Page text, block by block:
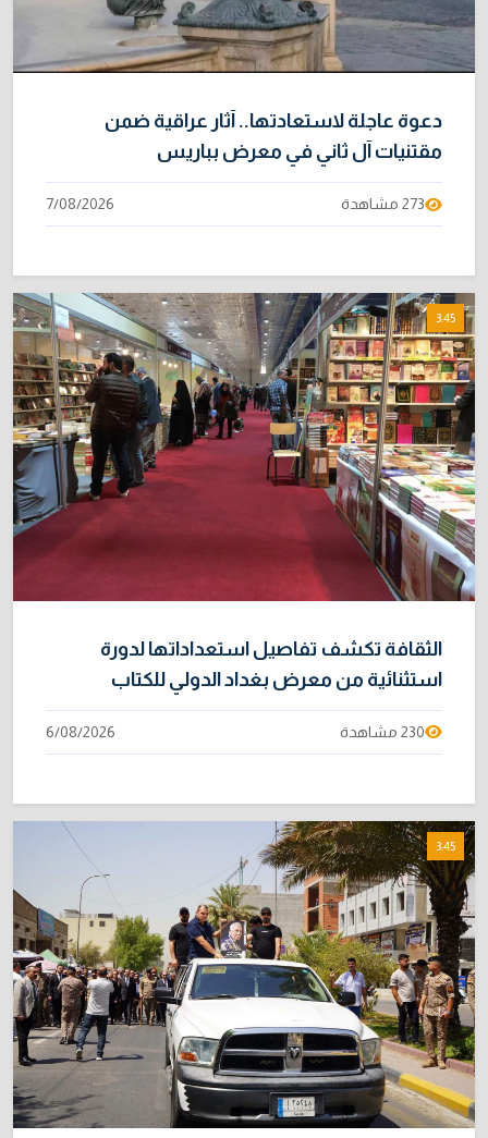
دعوة عاجلة لاستعادتها.. آثار عراقية ضمن
مقتنيات آل ثاني في معرض بباريس
273 مشاهدة 7/08/2026
3:45
الثقافة تكشف تفاصيل استعداداتها لدورة
استثنائية من معرض بغداد الدولي للكتاب
230 مشاهدة 6/08/2026
3:45